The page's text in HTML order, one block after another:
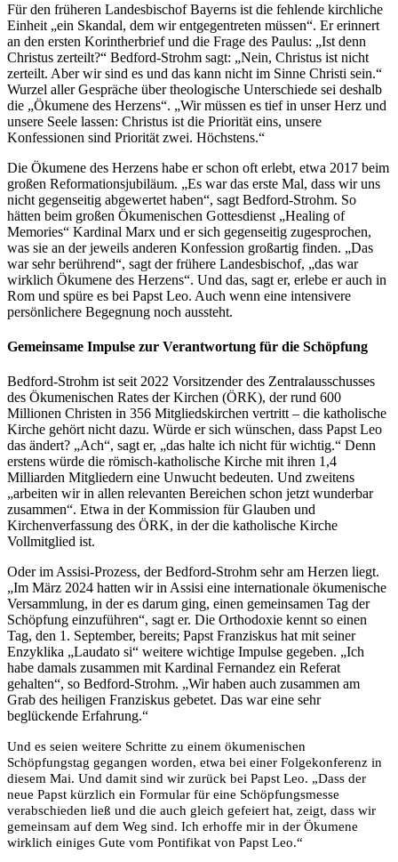
Für den früheren Landesbischof Bayerns ist die fehlende kirchliche
Einheit „ein Skandal, dem wir entgegentreten müssen“. Er erinnert
an den ersten Korintherbrief und die Frage des Paulus: „Ist denn
Christus zerteilt?“ Bedford-Strohm sagt: „Nein, Christus ist nicht
zerteilt. Aber wir sind es und das kann nicht im Sinne Christi sein.“
Wurzel aller Gespräche über theologische Unterschiede sei deshalb
die „Ökumene des Herzens“. „Wir müssen es tief in unser Herz und
unsere Seele lassen: Christus ist die Priorität eins, unsere
Konfessionen sind Priorität zwei. Höchstens.“
Die Ökumene des Herzens habe er schon oft erlebt, etwa 2017 beim
großen Reformationsjubiläum. „Es war das erste Mal, dass wir uns
nicht gegenseitig abgewertet haben“, sagt Bedford-Strohm. So
hätten beim großen Ökumenischen Gottesdienst „Healing of
Memories“ Kardinal Marx und er sich gegenseitig zugesprochen,
was sie an der jeweils anderen Konfession großartig finden. „Das
war sehr berührend“, sagt der frühere Landesbischof, „das war
wirklich Ökumene des Herzens“. Und das, sagt er, erlebe er auch in
Rom und spüre es bei Papst Leo. Auch wenn eine intensivere
persönlichere Begegnung noch aussteht.
Gemeinsame Impulse zur Verantwortung für die Schöpfung
Bedford-Strohm ist seit 2022 Vorsitzender des Zentralausschusses
des Ökumenischen Rates der Kirchen (ÖRK), der rund 600
Millionen Christen in 356 Mitgliedskirchen vertritt – die katholische
Kirche gehört nicht dazu. Würde er sich wünschen, dass Papst Leo
das ändert? „Ach“, sagt er, „das halte ich nicht für wichtig.“ Denn
erstens würde die römisch-katholische Kirche mit ihren 1,4
Milliarden Mitgliedern eine Unwucht bedeuten. Und zweitens
„arbeiten wir in allen relevanten Bereichen schon jetzt wunderbar
zusammen“. Etwa in der Kommission für Glauben und
Kirchenverfassung des ÖRK, in der die katholische Kirche
Vollmitglied ist.
Oder im Assisi-Prozess, der Bedford-Strohm sehr am Herzen liegt.
„Im März 2024 hatten wir in Assisi eine internationale ökumenische
Versammlung, in der es darum ging, einen gemeinsamen Tag der
Schöpfung einzuführen“, sagt er. Die Orthodoxie kennt so einen
Tag, den 1. September, bereits; Papst Franziskus hat mit seiner
Enzyklika „Laudato si“ weitere wichtige Impulse gegeben. „Ich
habe damals zusammen mit Kardinal Fernandez ein Referat
gehalten“, so Bedford-Strohm. „Wir haben auch zusammen am
Grab des heiligen Franziskus gebetet. Das war eine sehr
beglückende Erfahrung.“
Und es seien weitere Schritte zu einem ökumenischen
Schöpfungstag gegangen worden, etwa bei einer Folgekonferenz in
diesem Mai. Und damit sind wir zurück bei Papst Leo. „Dass der
neue Papst kürzlich ein Formular für eine Schöpfungsmesse
verabschieden ließ und die auch gleich gefeiert hat, zeigt, dass wir
gemeinsam auf dem Weg sind. Ich erhoffe mir in der Ökumene
wirklich einiges Gute vom Pontifikat von Papst Leo.“